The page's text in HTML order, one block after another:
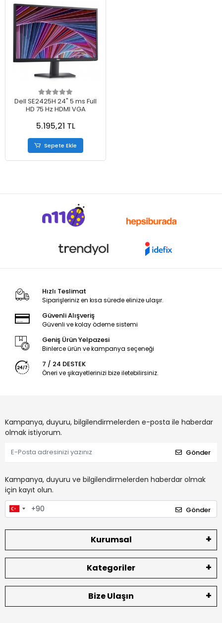
Dell SE2425H 24" 5 ms Full
HD 75 Hz HDMI VGA
5.195,21 TL
Sepete Ekle
Hızlı Teslimat
Siparişleriniz en kısa sürede elinize ulaşır.
Güvenli Alışveriş
Güvenli ve kolay ödeme sistemi
Geniş Ürün Yelpazesi
Binlerce ürün ve kampanya seçeneği
7 / 24 DESTEK
Öneri ve şikayetlerinizi bize iletebilirsiniz.
Kampanya, duyuru, bilgilendirmelerden e-posta ile haberdar
olmak istiyorum.
Gönder
Kampanya, duyuru ve bilgilendirmelerden haberdar olmak
için kayıt olun.
Gönder
Kurumsal
Kategoriler
Bize Ulaşın